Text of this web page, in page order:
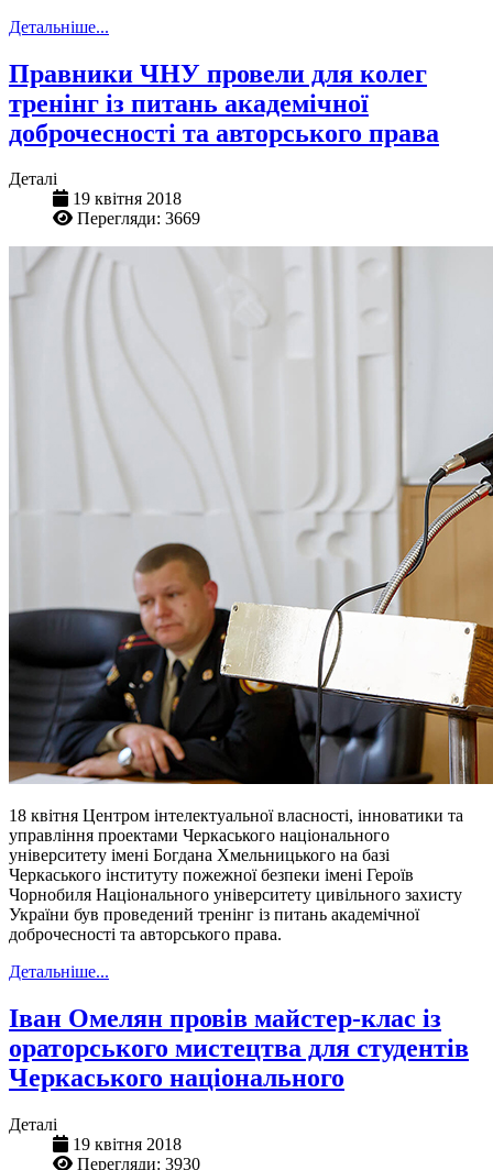
Детальніше...
Правники ЧНУ провели для колег
тренінг із питань академічної
доброчесності та авторського права
Деталі
19 квітня 2018
Перегляди: 3669
18 квітня Центром інтелектуальної власності, інноватики та
управління проектами Черкаського національного
університету імені Богдана Хмельницького на базі
Черкаського інституту пожежної безпеки імені Героїв
Чорнобиля Національного університету цивільного захисту
України був проведений тренінг із питань академічної
доброчесності та авторського права.
Детальніше...
Іван Омелян провів майстер-клас із
ораторського мистецтва для студентів
Черкаського національного
Деталі
19 квітня 2018
Перегляди: 3930